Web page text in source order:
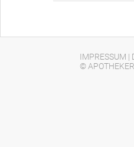
IMPRESSUM |
©